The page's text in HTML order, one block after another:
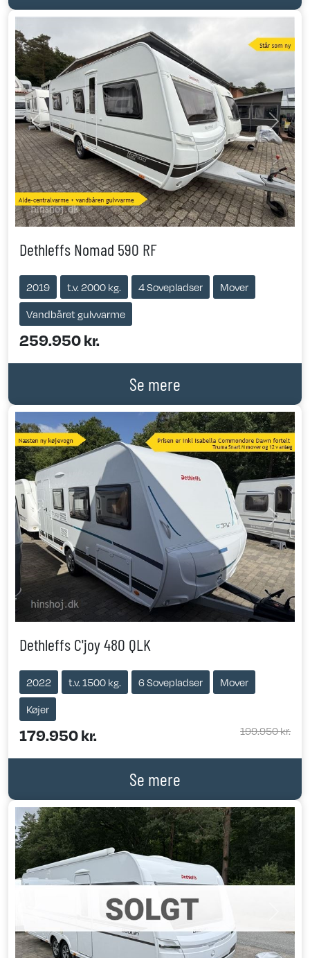
Previous Next
Dethleffs Nomad 590 RF
2019 t.v. 2000 kg. 4 Sovepladser Mover
Vandbåret gulvvarme
259.950 kr.
Se mere
Previous Next
Dethleffs C'joy 480 QLK
2022 t.v. 1500 kg. 6 Sovepladser Mover
Køjer
179.950 kr. 199.950 kr.
Se mere